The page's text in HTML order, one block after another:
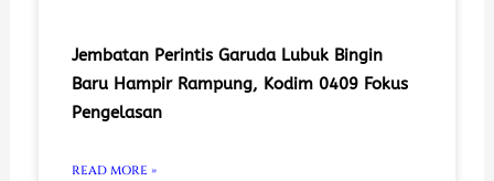
Jembatan Perintis Garuda Lubuk Bingin
Baru Hampir Rampung, Kodim 0409 Fokus
Pengelasan
READ MORE »